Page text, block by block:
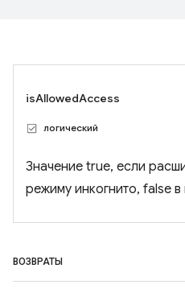
isAllowedAccess
логический
Значение true, если
режиму инкогнито, false
ВОЗВРАТЫ